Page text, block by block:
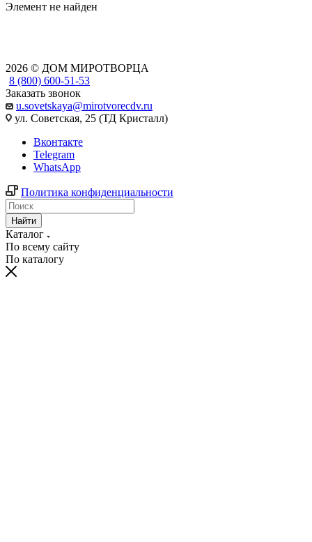
Элемент не найден
2026 © ДОМ МИРОТВОРЦА
8 (800) 600-51-53
Заказать звонок
u.sovetskaya@mirotvorecdv.ru
ул. Советская, 25 (ТД Кристалл)
Вконтакте
Telegram
WhatsApp
Политика конфиденциальности
Найти
Каталог
По всему сайту
По каталогу